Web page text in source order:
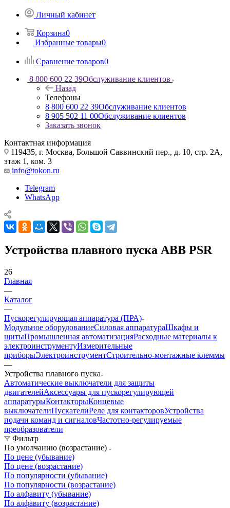
Личный кабинет
Корзина0
Избранные товары0
Сравнение товаров0
8 800 600 22 39Обслуживание клиентов
Назад
Телефоны
8 800 600 22 39Обслуживание клиентов
8 905 502 11 00Обслуживание клиентов
Заказать звонок
Контактная информация
119435, г. Москва, Большой Саввинский пер., д. 10, стр. 2А,
этаж 1, ком. 3
info@tokon.ru
Telegram
WhatsApp
Устройства плавного пуска ABB PSR
26
Главная
—
Каталог
—
Пускорегулирующая аппаратура (ПРА)
Модульное оборудованиеСиловая аппаратураШкафы и
щитыПромышленная автоматизацияРасходные материалы к
электроинструментуИзмерительные
приборыЭлектроинструментСтроительно-монтажные клеммы
—
Устройства плавного пуска
Автоматические выключатели для защиты
двигателейАксессуары для пускорегулирующей
аппаратурыКонтакторыКонцевые
выключателиПускателиРеле для контакторовУстройства
подачи команд и сигналовЧастотно-регулируемые
преобразователи
Фильтр
По умолчанию (возрастание)
По цене (убывание)
По цене (возрастание)
По популярности (убывание)
По популярности (возрастание)
По алфавиту (убывание)
По алфавиту (возрастание)